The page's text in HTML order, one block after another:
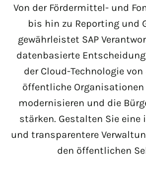
Von der Fördermittel- und
bis hin zu Reporting und
gewährleistet SAP
datenbasierte
der Cloud-Technologie von
öffentliche Organisationen
modernisieren und die
stärken. Gestalten Sie eine
und transparentere
den öffentlichen